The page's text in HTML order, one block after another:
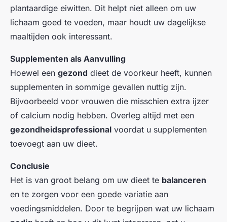
plantaardige eiwitten. Dit helpt niet alleen om uw
lichaam goed te voeden, maar houdt uw dagelijkse
maaltijden ook interessant.
Supplementen als Aanvulling
Hoewel een gezond dieet de voorkeur heeft, kunnen
supplementen in sommige gevallen nuttig zijn.
Bijvoorbeeld voor vrouwen die misschien extra ijzer
of calcium nodig hebben. Overleg altijd met een
gezondheidsprofessional voordat u supplementen
toevoegt aan uw dieet.
Conclusie
Het is van groot belang om uw dieet te balanceren
en te zorgen voor een goede variatie aan
voedingsmiddelen. Door te begrijpen wat uw lichaam